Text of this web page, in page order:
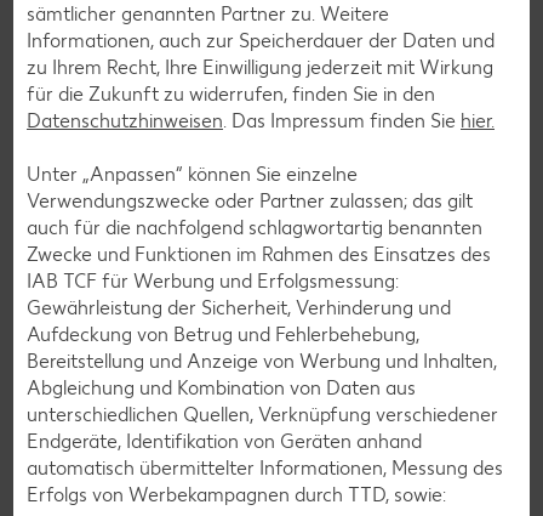
Muffin-Rezepte
Apfelkuchen-Rezepte
Schokokuchen-Rezepte
Eis-Rezepte
Pfannkuchen-Rezepte
Plätzchen-Rezepte
Smoothie-Rezepte
Bowle-Rezepte
Cocktail-Rezepte
Avocado-Rezepte
Erdbeer-Rezepte
sämtlicher genannten Partner zu. Weitere
Informationen, auch zur Speicherdauer der Daten und
zu Ihrem Recht, Ihre Einwilligung jederzeit mit Wirkung
für die Zukunft zu widerrufen, finden Sie in den
Datenschutzhinweisen. Das Impressum finden Sie hier.
Unter „Anpassen“ können Sie einzelne
Verwendungszwecke oder Partner zulassen; das gilt
auch für die nachfolgend schlagwortartig benannten
Zwecke und Funktionen im Rahmen des Einsatzes des
IAB TCF für Werbung und Erfolgsmessung:
Gewährleistung der Sicherheit, Verhinderung und
Aufdeckung von Betrug und Fehlerbehebung,
Bereitstellung und Anzeige von Werbung und Inhalten,
Abgleichung und Kombination von Daten aus
unterschiedlichen Quellen, Verknüpfung verschiedener
Endgeräte, Identifikation von Geräten anhand
automatisch übermittelter Informationen, Messung des
Erfolgs von Werbekampagnen durch TTD, sowie: